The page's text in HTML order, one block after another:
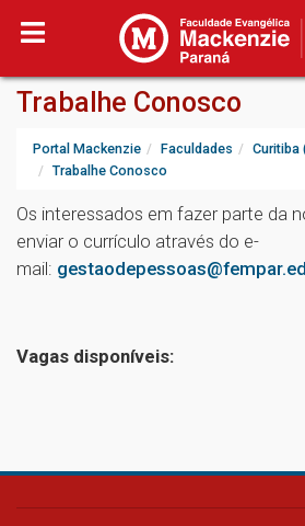
Trabalhe Conosco
Portal Mackenzie Faculdades Curitiba
Trabalhe Conosco
Os interessados em fazer parte da
enviar o currículo através do e-
mail:
Vagas disponíveis: